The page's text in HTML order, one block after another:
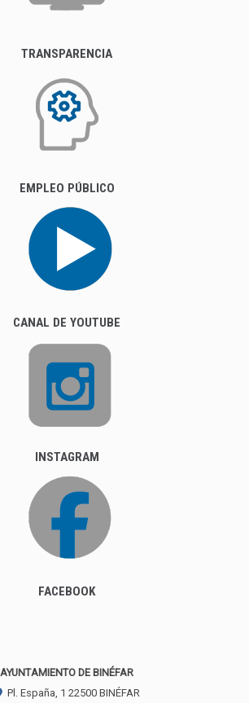
TRANSPARENCIA
EMPLEO PÚBLICO
CANAL DE YOUTUBE
INSTAGRAM
FACEBOOK
AYUNTAMIENTO DE BINÉFAR
Pl. España, 1 22500 BINÉFAR